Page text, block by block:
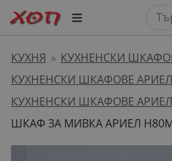
КУХНЯ » КУХНЕНСКИ
КУХНЕНСКИ ШКАФОВЕ АРИЕЛ
КУХНЕНСКИ ШКАФОВЕ
ШКАФ ЗА МИВКА АРИЕЛ